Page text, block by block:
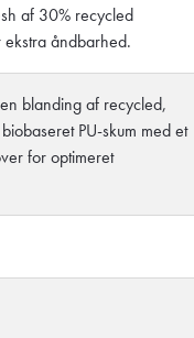
af 30% recycled
ekstra åndbarhed.
blanding af recycled,
PU-skum med et
for optimeret